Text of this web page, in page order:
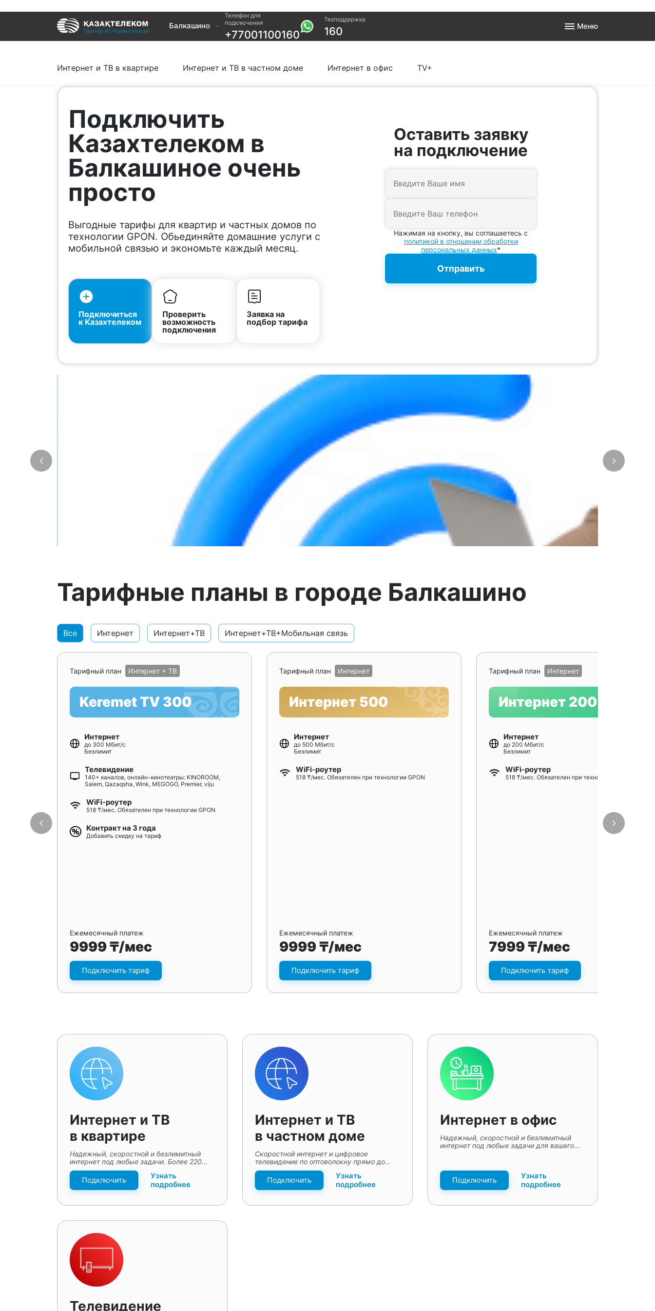
Балкашино
Телефон для
подключения
+77001100160
Техподдержка
160 Меню
Услуги
Интернет в офис
Прочее
Проверить
Проверить
подключения по
КазахТелеком
Интернет и ТВ в квартире Интернет и ТВ в частном доме Интернет в офис TV+
Подключить
Казахтелеком в
Балкашиное очень
просто
Выгодные тарифы для квартир и частных домов по
технологии GPON. Обьединяйте домашние услуги с
мобильной связью и экономьте каждый месяц.
Подключиться
к Казахтелеком
Проверить
возможность
подключения
Заявка на
подбор тарифа
Оставить заявку
на подключение
Нажимая на кнопку, вы соглашаетесь с
политикой в отношении обработки
персональных данных*
Тарифные планы в городе Балкашино
Все Интернет Интернет+ТВ Интернет+ТВ+Мобильная связь
Тарифный план Интернет + ТВ
Keremet TV 300
Интернет
до 300 Мбит/с
Безлимит
Телевидение
140+ каналов, онлайн-кинотеатры: KINOROOM,
Salem, Qazaqsha, Wink, MEGOGO, Premier, viju
WiFi-роутер
518 ₸/мес. Обязателен при технологии GPON
Контракт на 3 года
Добавить скидку на тариф
Ежемесячный платеж
9999 ₸/мес
Подключить тариф
Тарифный план Интернет
Интернет 500
Интернет
до 500 Мбит/с
Безлимит
WiFi-роутер
518 ₸/мес. Обязателен при технологии GPON
Ежемесячный платеж
9999 ₸/мес
Подключить тариф
Тарифный план Интернет
Интернет 200
Интернет
до 200 Мбит/с
Безлимит
WiFi-роутер
518 ₸/мес. Обязателен при технологии GPON
Ежемесячный платеж
7999 ₸/мес
Подключить тариф
Интернет и ТВ
в квартире
Надежный, скоростной и безлимитный
интернет под любые задачи. Более 220
цифровых каналов.
Подключить
Узнать
подробнее
Интернет и ТВ
в частном доме
Скоростной интернет и цифровое
телевидение по оптоволокну прямо до
частного дома
Подключить
Узнать
подробнее
Интернет в офис
Надежный, скоростной и безлимитный
интернет под любые задачи для вашего
Подключить
Узнать
подробнее
Телевидение